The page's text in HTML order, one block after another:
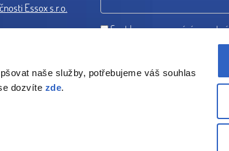
naše služby, potřebujeme váš souhlas
dozvíte zde.
Essox s.r.o.
Souhlas sezpracováním